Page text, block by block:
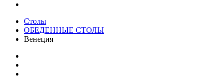
Столы
ОБЕДЕННЫЕ СТОЛЫ
Венеция